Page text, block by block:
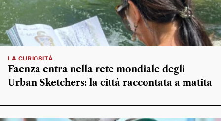
LA CURIOSITÀ
Faenza entra nella rete mondiale degli
Urban Sketchers: la città raccontata a matita